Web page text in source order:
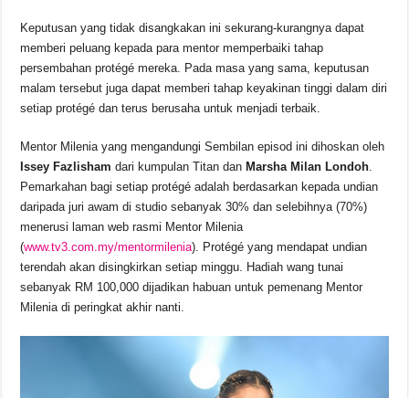
Keputusan yang tidak disangkakan ini sekurang-kurangnya dapat
memberi peluang kepada para mentor memperbaiki tahap
persembahan protégé mereka. Pada masa yang sama, keputusan
malam tersebut juga dapat memberi tahap keyakinan tinggi dalam diri
setiap protégé dan terus berusaha untuk menjadi terbaik.
Mentor Milenia yang mengandungi Sembilan episod ini dihoskan oleh
Issey Fazlisham dari kumpulan Titan dan Marsha Milan Londoh
Pemarkahan bagi setiap protégé adalah berdasarkan kepada undian
daripada juri awam di studio sebanyak 30% dan selebihnya (70%)
menerusi laman web rasmi Mentor Milenia
(www.tv3.com.my/mentormilenia). Protégé yang mendapat undian
terendah akan disingkirkan setiap minggu. Hadiah wang tunai
sebanyak RM 100,000 dijadikan habuan untuk pemenang Mentor
Milenia di peringkat akhir nanti.